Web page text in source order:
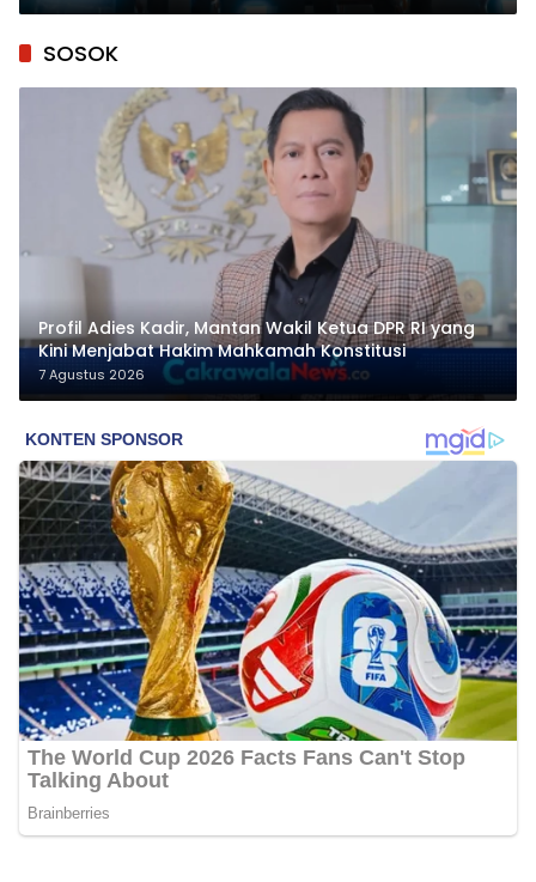
SOSOK
Profil Adies Kadir, Mantan Wakil Ketua DPR RI yang
Kini Menjabat Hakim Mahkamah Konstitusi
7 Agustus 2026